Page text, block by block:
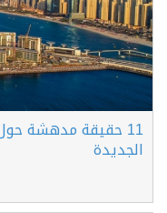
11 حقيقة مدهشة حول
الجديدة